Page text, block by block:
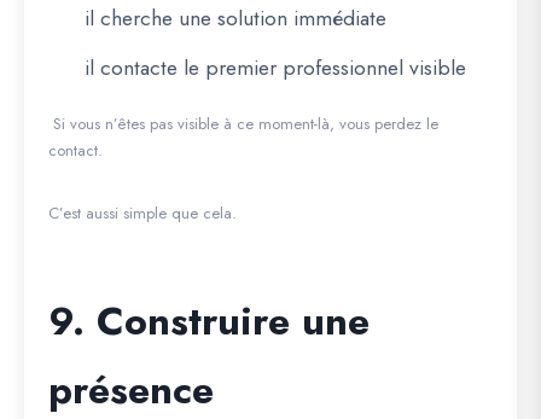
il cherche une solution immédiate
il contacte le premier professionnel visible
Si vous n’êtes pas visible à ce moment-là, vous perdez le
contact.
C’est aussi simple que cela.
9. Construire une
présence